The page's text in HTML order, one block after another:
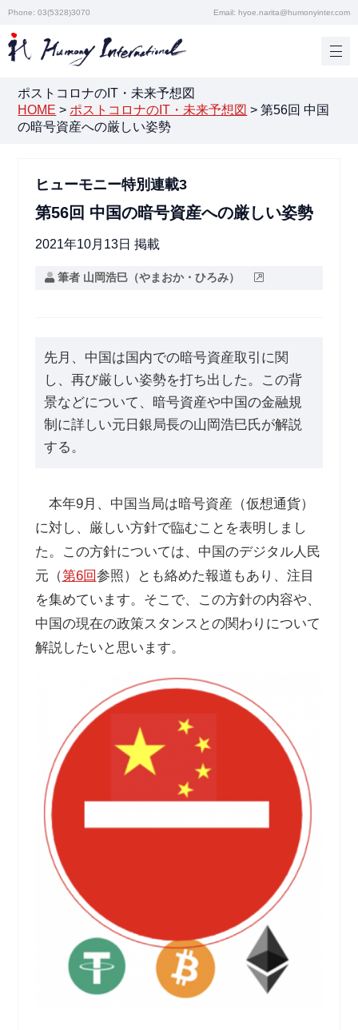
Phone: 03(5328)3070 Email: hyoe.narita@humonyinter.com
ポストコロナのIT・未来予想図
HOME > ポストコロナのIT・未来予想図 >第56回 中国
の暗号資産への厳しい姿勢
ヒューモニー特別連載3
第56回 中国の暗号資産への厳しい姿勢
2021年10月13日 掲載
筆者 山岡浩巳（やまおか・ひろみ）
先月、中国は国内での暗号資産取引に関
し、再び厳しい姿勢を打ち出した。この背
景などについて、暗号資産や中国の金融規
制に詳しい元日銀局長の山岡浩巳氏が解説
する。
本年9月、中国当局は暗号資産（仮想通貨）
に対し、厳しい方針で臨むことを表明しまし
た。この方針については、中国のデジタル人民
元（第6回参照）とも絡めた報道もあり、注目
を集めています。そこで、この方針の内容や、
中国の現在の政策スタンスとの関わりについて
解説したいと思います。